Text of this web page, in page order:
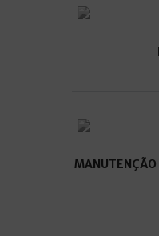
MANUTENÇÃO